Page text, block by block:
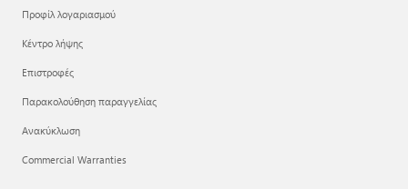
Προφίλ λογαριασμού
Κέντρο λήψης
Επιστροφές
Παρακολούθηση παραγγελίας
Ανακύκλωση
Commercial Warranties